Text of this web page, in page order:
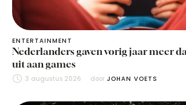
ENTERTAINMENT
Nederlanders gaven vorig jaar meer
uit aan games
3 augustus 2026 door JOHAN VOETS